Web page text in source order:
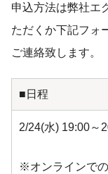
申込方法は弊社エ
ただくか下記フォ
ご連絡致します。
■日程
2/24(水) 19:00～
※オンラインでの